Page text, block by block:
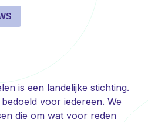
is een landelijke stichting.
voor iedereen. We
die om wat voor reden